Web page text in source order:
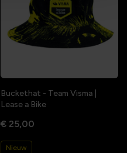
Buckethat - Team Visma |
Lease a Bike
€ 25,00
Nieuw